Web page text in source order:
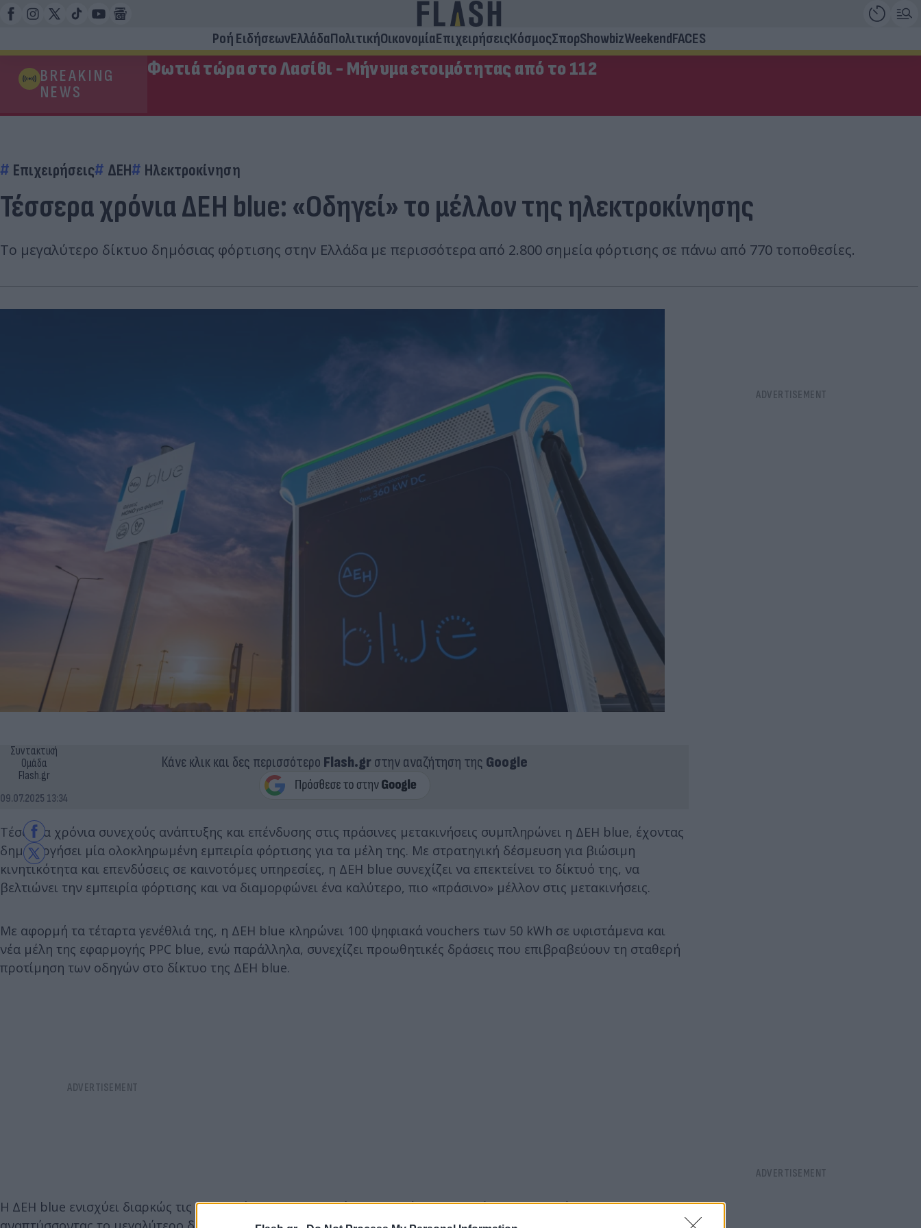
Ροή ΕιδήσεωνΕλλάδαΠολιτικήΟικονομίαΕπιχειρήσειςΚόσμοςΣπορShowbizWeekendFACES
BREAKING
NEWS
Φωτιά τώρα στο Λασίθι - Μήνυμα ετοιμότητας από το 112
Επιχειρήσεις ΔΕΗ Ηλεκτροκίνηση
Τέσσερα χρόνια ΔΕΗ blue: «Οδηγεί» το μέλλον της ηλεκτροκίνησης
Το μεγαλύτερο δίκτυο δημόσιας φόρτισης στην Ελλάδα με περισσότερα από 2.800 σημεία φόρτισης σε πάνω από 770 τοποθεσίες.
Συντακτική
Ομάδα
Flash.gr
09.07.2025 13:34
Κάνε κλικ και δες περισσότερο Flash.grστην αναζήτηση της Google
Τέσσερα χρόνια συνεχούς ανάπτυξης και επένδυσης στις πράσινες μετακινήσεις συμπληρώνει η ΔΕΗ blue, έχοντας
δημιουργήσει μία ολοκληρωμένη εμπειρία φόρτισης για τα μέλη της. Με στρατηγική δέσμευση για βιώσιμη
κινητικότητα και επενδύσεις σε καινοτόμες υπηρεσίες, η ΔΕΗ blue συνεχίζει να επεκτείνει το δίκτυό της, να
βελτιώνει την εμπειρία φόρτισης και να διαμορφώνει ένα καλύτερο, πιο «πράσινο» μέλλον στις μετακινήσεις.
Με αφορμή τα τέταρτα γενέθλιά της, η ΔΕΗ blue κληρώνει 100 ψηφιακά vouchers των 50 kWh σε υφιστάμενα και
νέα μέλη της εφαρμογής PPC blue, ενώ παράλληλα, συνεχίζει προωθητικές δράσεις που επιβραβεύουν τη σταθερή
προτίμηση των οδηγών στο δίκτυο της ΔΕΗ blue.
Η ΔΕΗ blue ενισχύει διαρκώς τις υποδομές και τις υπηρεσίες της, με όραμα τη βιώσιμη κινητικότητα,